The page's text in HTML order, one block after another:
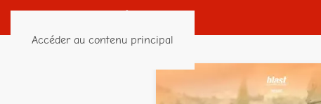
Accéder au contenu principal